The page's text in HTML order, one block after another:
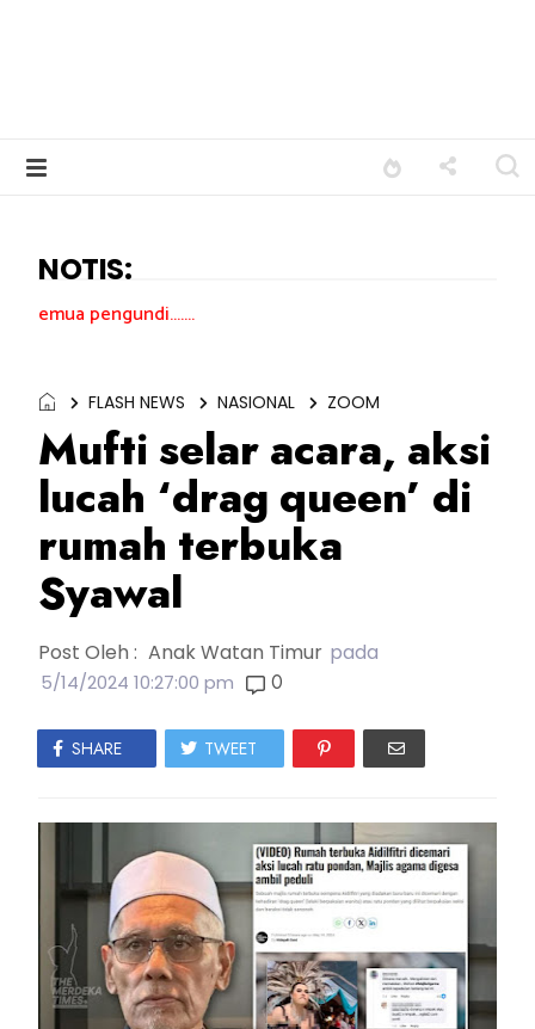
NOTIS:
FLASH NEWS NASIONAL ZOOM
Mufti selar acara, aksi
lucah ‘drag queen’ di
rumah terbuka
Syawal
Post Oleh : Anak Watan Timur pada
5/14/2024 10:27:00 pm 0
SHARE TWEET